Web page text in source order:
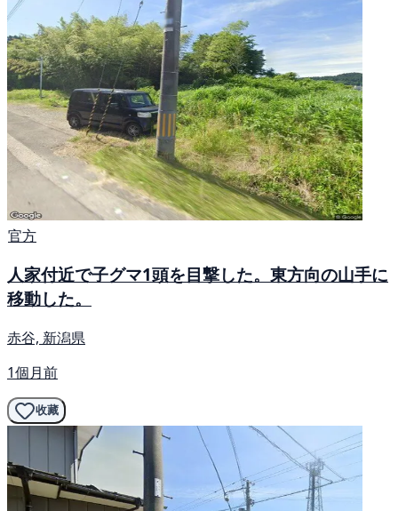
官方
人家付近で子グマ1頭を目撃した。東方向の山手に
移動した。
赤谷, 新潟県
1個月前
收藏